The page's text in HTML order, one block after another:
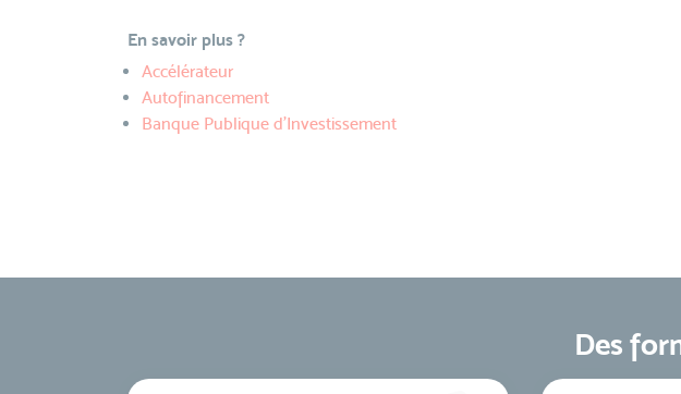
En savoir plus ?
Accélérateur
Autofinancement
Banque Publique d’Investissement
Des